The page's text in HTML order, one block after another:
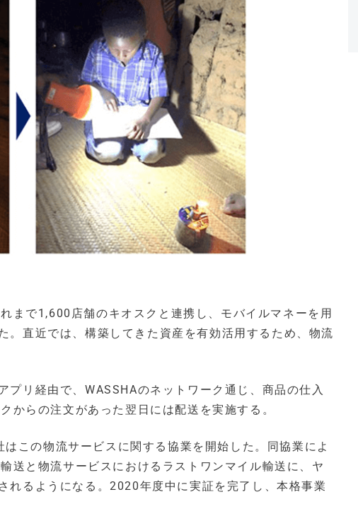
まで1,600店舗のキオスクと連携し、モバイルマネーを用
。直近では、構築してきた資産を有効活用するため、物流
リ経由で、WASSHAのネットワーク通じ、商品の仕入
からの注文があった翌日には配送を実施する。
この物流サービスに関する協業を開始した。同協業によ
送と物流サービスにおけるラストワンマイル輸送に、ヤ
れるようになる。2020年度中に実証を完了し、本格事業